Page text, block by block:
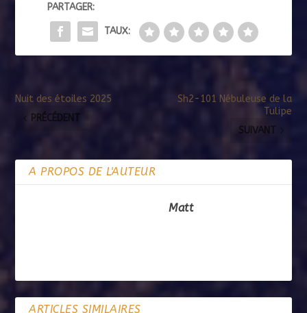
PARTAGER:
TAUX:
Nuit des étoiles 2025
PRÉCÉDENT
Sh2-101 Nébuleuse de la
Tulipe
SUIVANT
A PROPOS DE L'AUTEUR
Matt
ARTICLES SIMILAIRES